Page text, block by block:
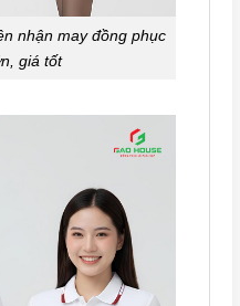
nhận may đồng phục
giá tốt